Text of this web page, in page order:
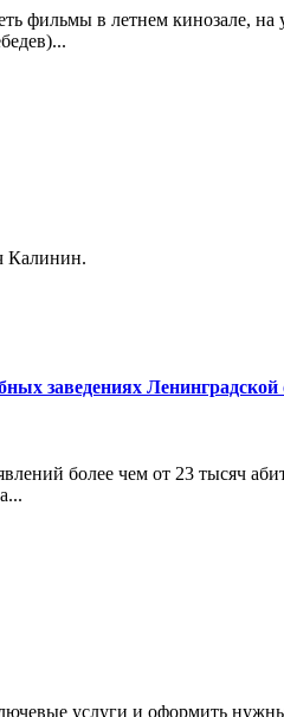
фильмы в летнем кинозале,
Калинин.
заведениях Ленинградской
более чем от 23 тысяч
услуги и оформить